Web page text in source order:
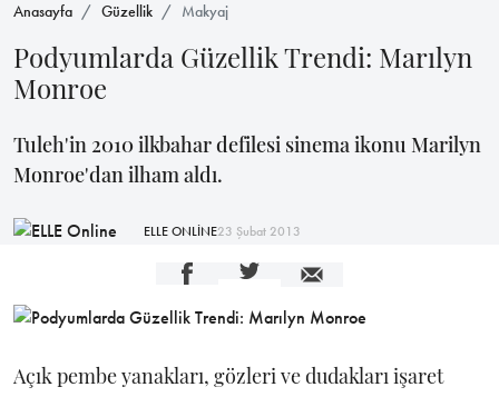
Anasayfa Güzellik Makyaj
Podyumlarda Güzellik Trendi: Marılyn
Monroe
Tuleh'in 2010 ilkbahar defilesi sinema ikonu Marilyn
Monroe'dan ilham aldı.
ELLE ONLİNE23 Şubat 2013
Açık pembe yanakları, gözleri ve dudakları işaret